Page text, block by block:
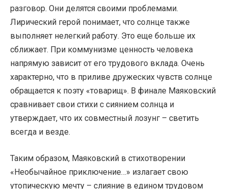
разговор. Они делятся своими проблемами.
Лирический герой понимает, что солнце также
выполняет нелегкий работу. Это еще больше их
сближает. При коммунизме ценность человека
напрямую зависит от его трудового вклада. Очень
характерно, что в приливе дружеских чувств солнце
обращается к поэту «товарищ». В финале Маяковский
сравнивает свои стихи с сиянием солнца и
утверждает, что их совместный лозунг – светить
всегда и везде.
Таким образом, Маяковский в стихотворении
«Необычайное приключение…» излагает свою
утопическую мечту – слияние в едином трудовом